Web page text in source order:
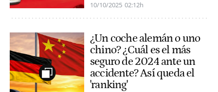
10/10/2025 02:12h
¿Un coche alemán o uno
chino? ¿Cuál es el más
seguro de 2024 ante un
accidente? Así queda el
'ranking'